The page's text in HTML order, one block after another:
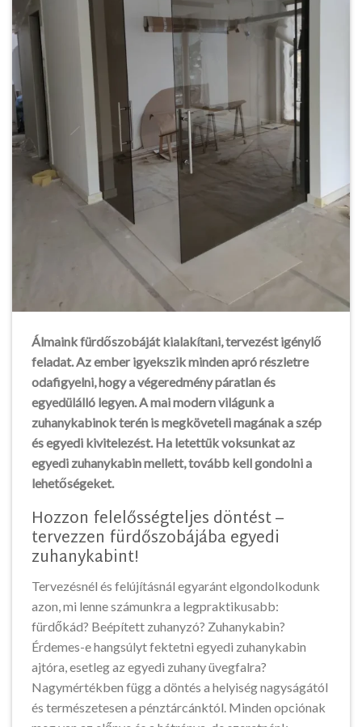
Álmaink fürdőszobáját kialakítani, tervezést igénylő
feladat. Az ember igyekszik minden apró részletre
odafigyelni, hogy a végeredmény páratlan és
egyedülálló legyen. A mai modern világunk a
zuhanykabinok terén is megköveteli magának a szép
és egyedi kivitelezést. Ha letettük voksunkat az
egyedi zuhanykabin mellett, tovább kell gondolni a
lehetőségeket.
Hozzon felelősségteljes döntést –
tervezzen fürdőszobájába egyedi
zuhanykabint!
Tervezésnél és felújításnál egyaránt elgondolkodunk
azon, mi lenne számunkra a legpraktikusabb:
fürdőkád? Beépített zuhanyzó? Zuhanykabin?
Érdemes-e hangsúlyt fektetni egyedi zuhanykabin
ajtóra, esetleg az egyedi zuhany üvegfalra?
Nagymértékben függ a döntés a helyiség nagyságától
és természetesen a pénztárcánktól. Minden opciónak